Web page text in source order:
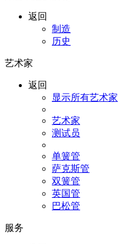
返回
制造
历史
艺术家
返回
显示所有艺术家
艺术家
测试员
单簧管
萨克斯管
双簧管
英国管
巴松管
服务